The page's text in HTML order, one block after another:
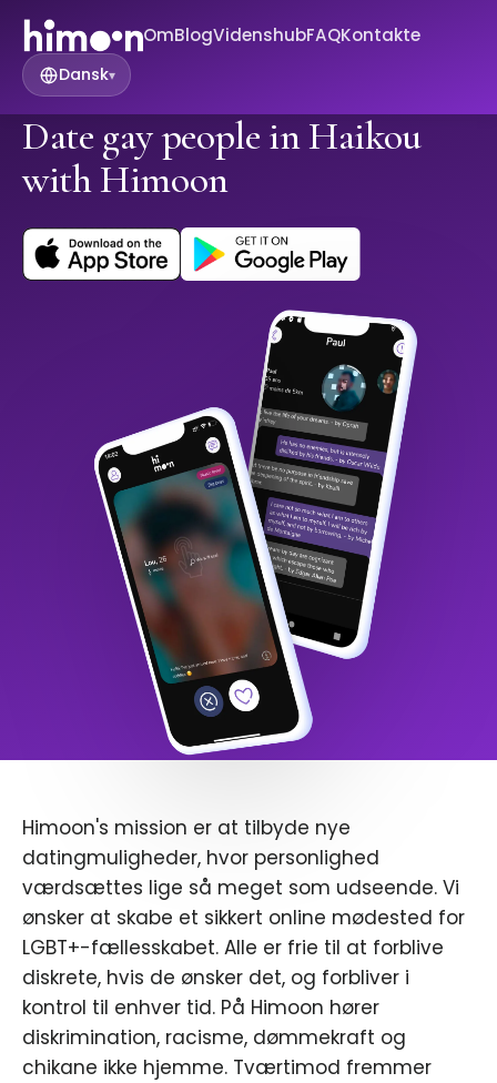
OmBlogVidenshubFAQKontakte
Dansk▾
Date gay people in Haikou
with Himoon
Himoon's mission er at tilbyde nye
datingmuligheder, hvor personlighed
værdsættes lige så meget som udseende. Vi
ønsker at skabe et sikkert online mødested for
LGBT+-fællesskabet. Alle er frie til at forblive
diskrete, hvis de ønsker det, og forbliver i
kontrol til enhver tid. På Himoon hører
diskrimination, racisme, dømmekraft og
chikane ikke hjemme. Tværtimod fremmer